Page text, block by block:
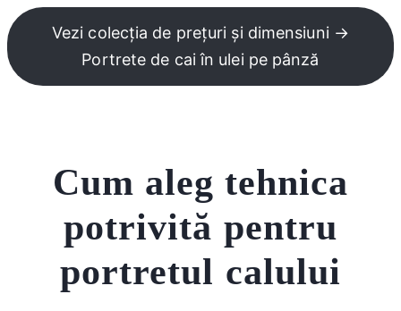
Vezi colecția de prețuri și dimensiuni →
Portrete de cai în ulei pe pânză
Cum aleg tehnica
potrivită pentru
portretul calului